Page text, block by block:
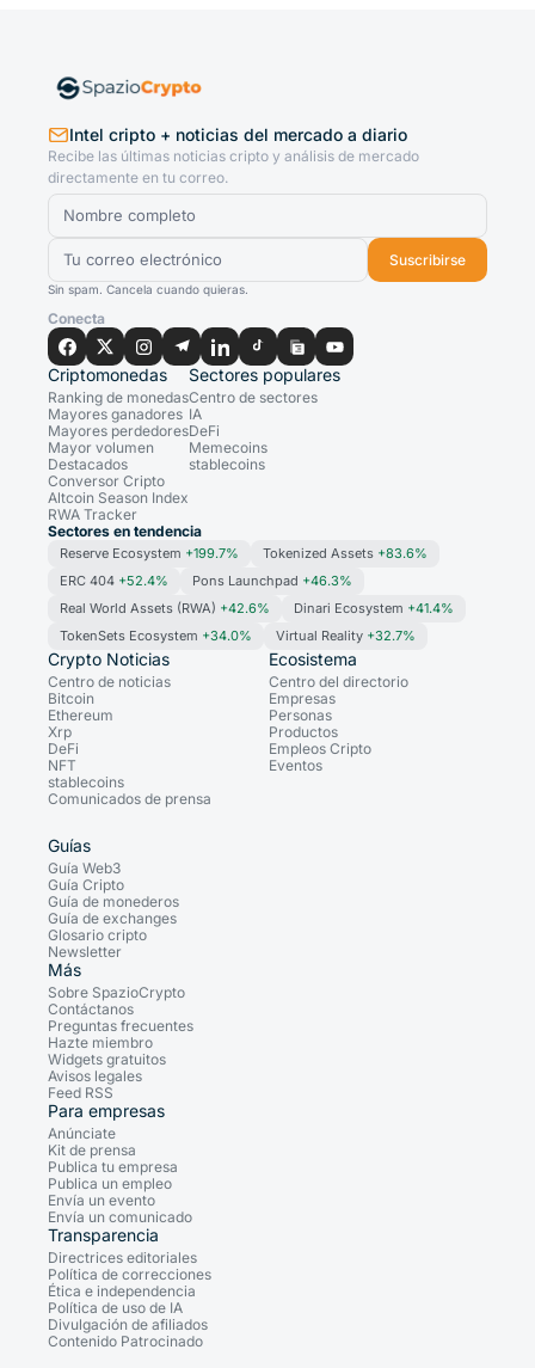
Intel cripto + noticias del mercado a diario
Recibe las últimas noticias cripto y análisis de mercado
directamente en tu correo.
Suscribirse
Sin spam. Cancela cuando quieras.
Conecta
Criptomonedas
Ranking de monedas
Mayores ganadores
Mayores perdedores
Mayor volumen
Destacados
Conversor Cripto
Altcoin Season Index
RWA Tracker
Sectores populares
Centro de sectores
IA
DeFi
Memecoins
stablecoins
Sectores en tendencia
Reserve Ecosystem +199.7% Tokenized Assets +83.6%
ERC 404 +52.4% Pons Launchpad +46.3%
Real World Assets (RWA) +42.6% Dinari Ecosystem +41.4%
TokenSets Ecosystem +34.0% Virtual Reality +32.7%
Crypto Noticias
Centro de noticias
Bitcoin
Ethereum
Xrp
DeFi
NFT
stablecoins
Comunicados de prensa
Ecosistema
Centro del directorio
Empresas
Personas
Productos
Empleos Cripto
Eventos
Guías
Guía Web3
Guía Cripto
Guía de monederos
Guía de exchanges
Glosario cripto
Newsletter
Más
Sobre SpazioCrypto
Contáctanos
Preguntas frecuentes
Hazte miembro
Widgets gratuitos
Avisos legales
Feed RSS
Para empresas
Anúnciate
Kit de prensa
Publica tu empresa
Publica un empleo
Envía un evento
Envía un comunicado
Transparencia
Directrices editoriales
Política de correcciones
Ética e independencia
Política de uso de IA
Divulgación de afiliados
Contenido Patrocinado